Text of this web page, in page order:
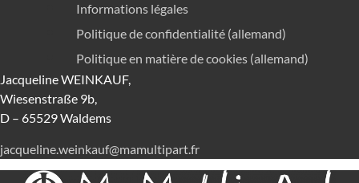
Informations légales
Politique de confidentialité (allemand)
Politique en matière de cookies (allemand)
Jacqueline WEINKAUF,
Wiesenstraße 9b,
D – 65529 Waldems
jacqueline.weinkauf@mamultipart.fr